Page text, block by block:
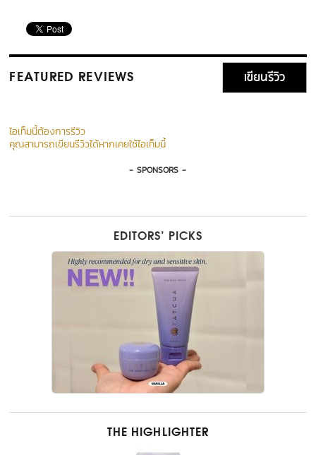
FEATURED REVIEWS เขียนรีวิว
ไอเท็มนี้ต้องการรีวิว
คุณสามารถเขียนรีวิวได้หากเคยใช้ไอเท็มนี้
- SPONSORS -
EDITORS’ PICKS
THE HIGHLIGHTER